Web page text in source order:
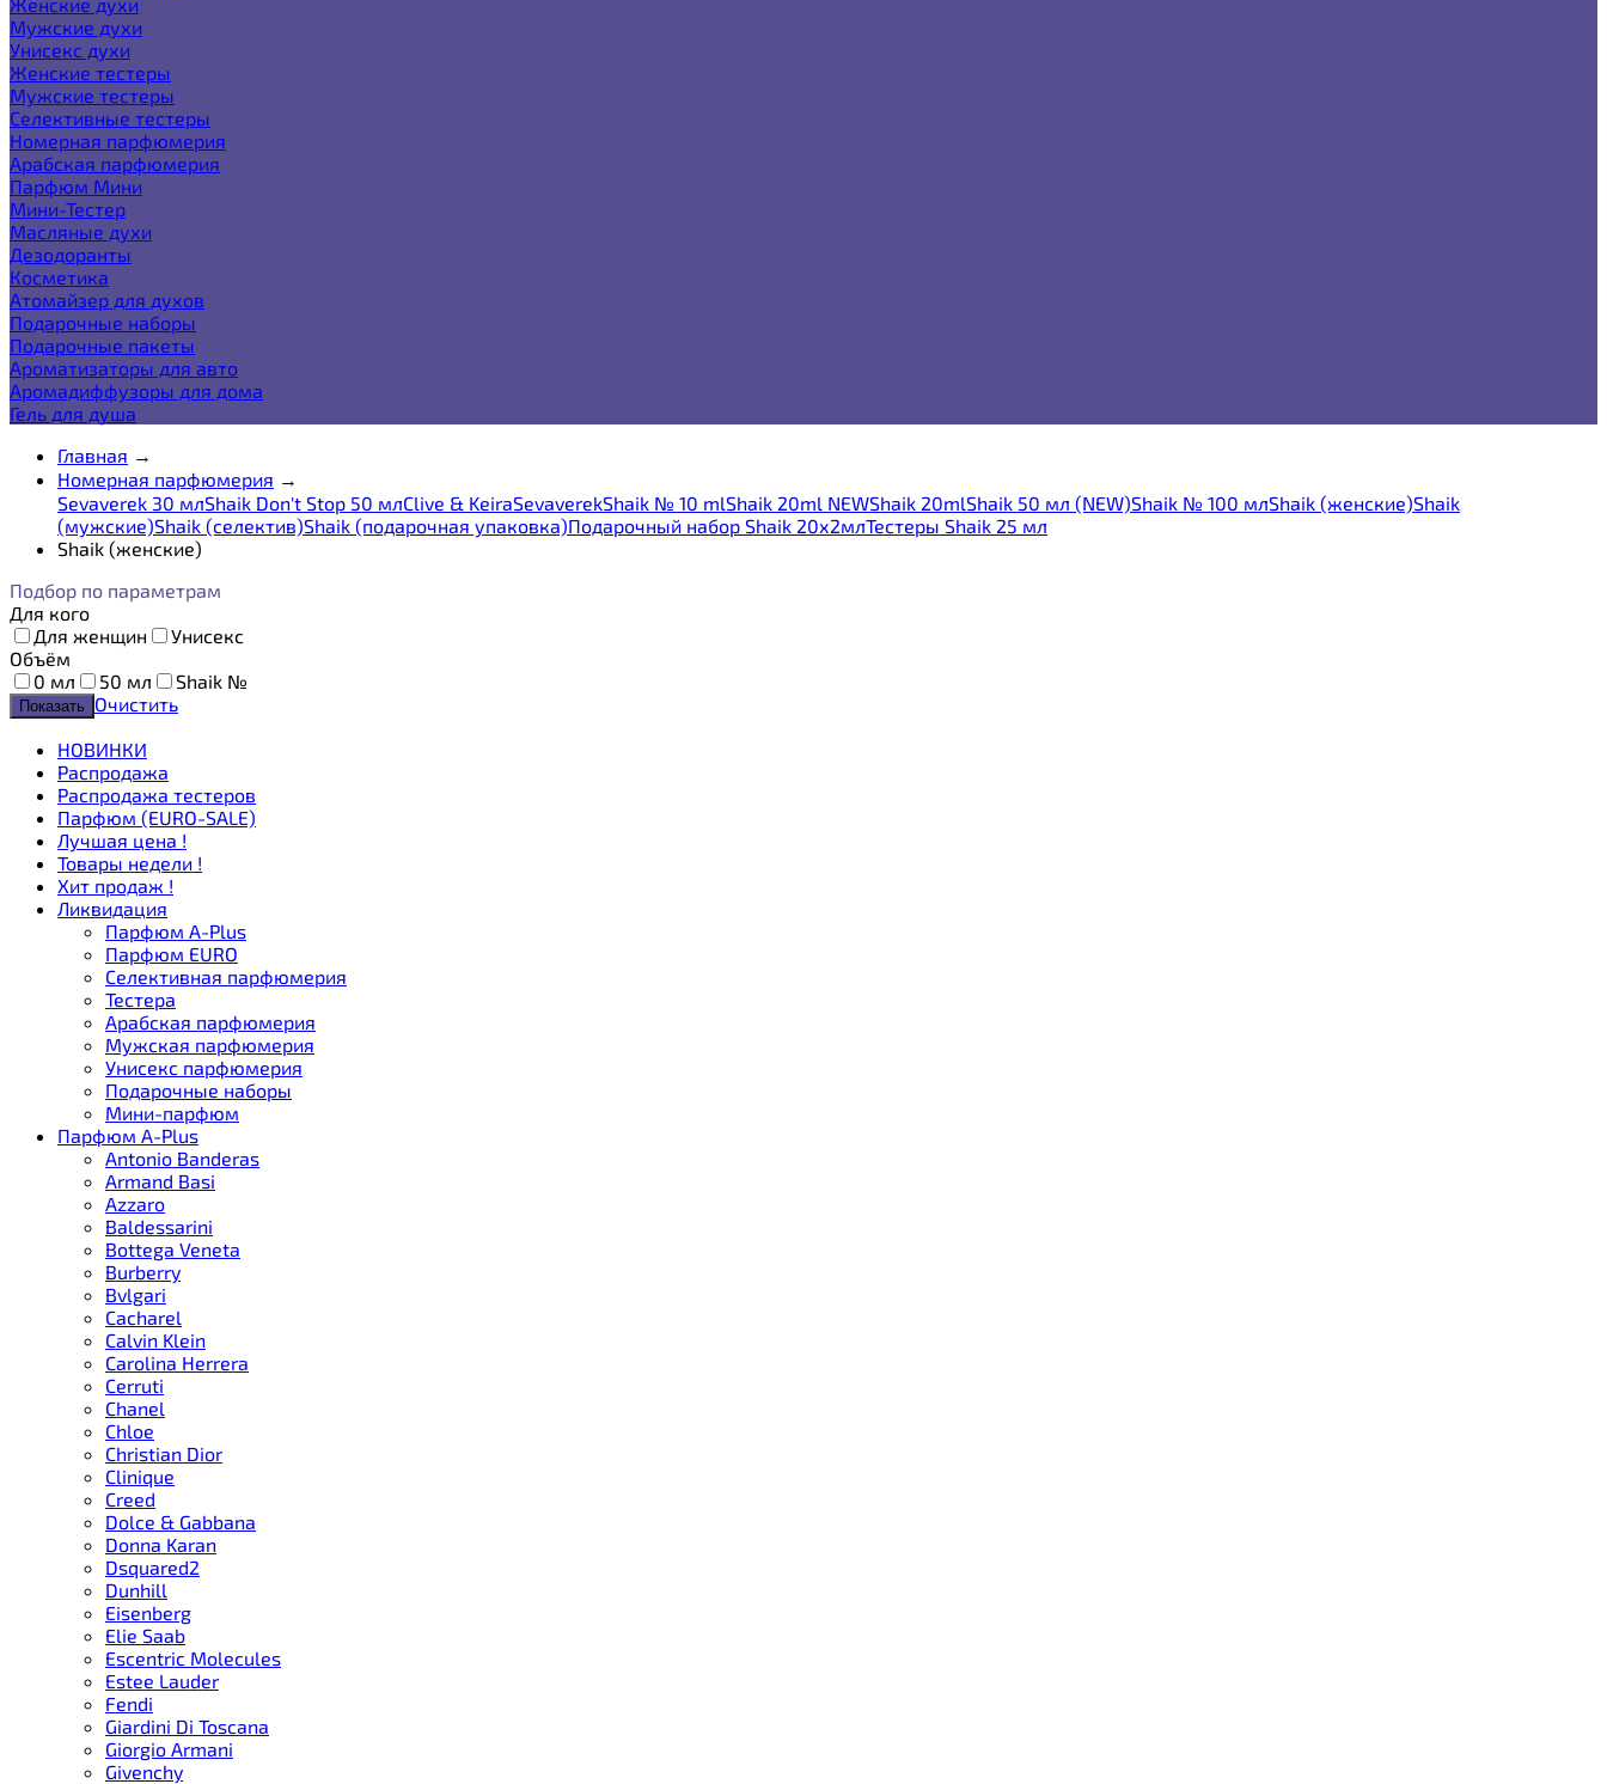
Мужские духи
Унисекс духи
Женские тестеры
Мужские тестеры
Селективные тестеры
Номерная парфюмерия
Арабская парфюмерия
Парфюм Мини
Мини-Тестер
Масляные духи
Дезодоранты
Косметика
Атомайзер для духов
Подарочные наборы
Подарочные пакеты
Ароматизаторы для авто
Аромадиффузоры для дома
Гель для душа
Главная →
Номерная парфюмерия →
Sevaverek 30 млShaik Don't Stop 50 млClive & KeiraSevaverekShaik № 10 mlShaik 20ml NEWShaik 20mlShaik 50 мл (NEW)Shaik № 100 млShaik (женские)Shaik
(мужские)Shaik (селектив)Shaik (подарочная упаковка)Подарочный набор Shaik 20х2млТестеры Shaik 25 мл
Shaik (женские)
Подбор по параметрам
Для кого
Для женщин
Унисекс
Объём
0 мл
50 мл
Shaik №
Очистить
НОВИНКИ
Распродажа
Распродажа тестеров
Парфюм (EURO-SALE)
Лучшая цена !
Товары недели !
Хит продаж !
Ликвидация
Парфюм A-Plus
Парфюм EURO
Селективная парфюмерия
Тестера
Арабская парфюмерия
Мужская парфюмерия
Унисекс парфюмерия
Подарочные наборы
Мини-парфюм
Парфюм A-Plus
Antonio Banderas
Armand Basi
Azzaro
Baldessarini
Bottega Veneta
Burberry
Bvlgari
Cacharel
Calvin Klein
Carolina Herrera
Cerruti
Chanel
Chloe
Christian Dior
Clinique
Creed
Dolce & Gabbana
Donna Karan
Dsquared2
Dunhill
Eisenberg
Elie Saab
Escentric Molecules
Estee Lauder
Fendi
Giardini Di Toscana
Giorgio Armani
Givenchy